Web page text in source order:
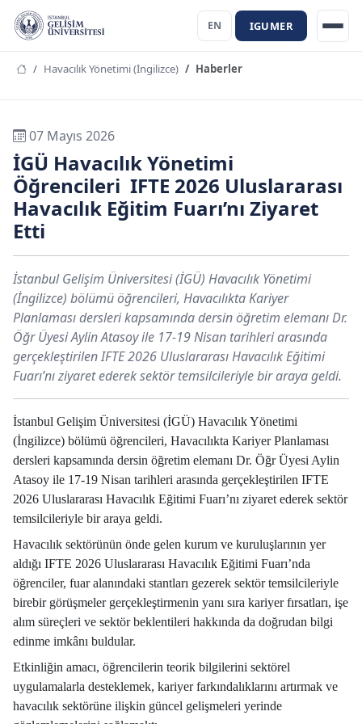
EN IGUMER
Havacılık Yönetimi (İngilizce) Haberler
07 Mayıs 2026
İGÜ Havacılık Yönetimi
Öğrencileri IFTE 2026 Uluslararası
Havacılık Eğitim Fuarı’nı Ziyaret
Etti
İstanbul Gelişim Üniversitesi (İGÜ) Havacılık Yönetimi
(İngilizce) bölümü öğrencileri, Havacılıkta Kariyer
Planlaması dersleri kapsamında dersin öğretim elemanı Dr.
Öğr Üyesi Aylin Atasoy ile 17-19 Nisan tarihleri arasında
gerçekleştirilen IFTE 2026 Uluslararası Havacılık Eğitimi
Fuarı’nı ziyaret ederek sektör temsilcileriyle bir araya geldi.
İstanbul Gelişim Üniversitesi (İGÜ) Havacılık Yönetimi
(İngilizce) bölümü öğrencileri, Havacılıkta Kariyer Planlaması
dersleri kapsamında dersin öğretim elemanı Dr. Öğr Üyesi Aylin
Atasoy ile 17-19 Nisan tarihleri arasında gerçekleştirilen IFTE
2026 Uluslararası Havacılık Eğitimi Fuarı’nı ziyaret ederek sektör
temsilcileriyle bir araya geldi.
Havacılık sektörünün önde gelen kurum ve kuruluşlarının yer
aldığı IFTE 2026 Uluslararası Havacılık Eğitimi Fuarı’nda
öğrenciler, fuar alanındaki stantları gezerek sektör temsilcileriyle
birebir görüşmeler gerçekleştirmenin yanı sıra kariyer fırsatları, işe
alım süreçleri ve sektör beklentileri hakkında da doğrudan bilgi
edinme imkânı buldular.
Etkinliğin amacı, öğrencilerin teorik bilgilerini sektörel
uygulamalarla desteklemek, kariyer farkındalıklarını artırmak ve
havacılık sektörüne ilişkin güncel gelişmeleri yerinde